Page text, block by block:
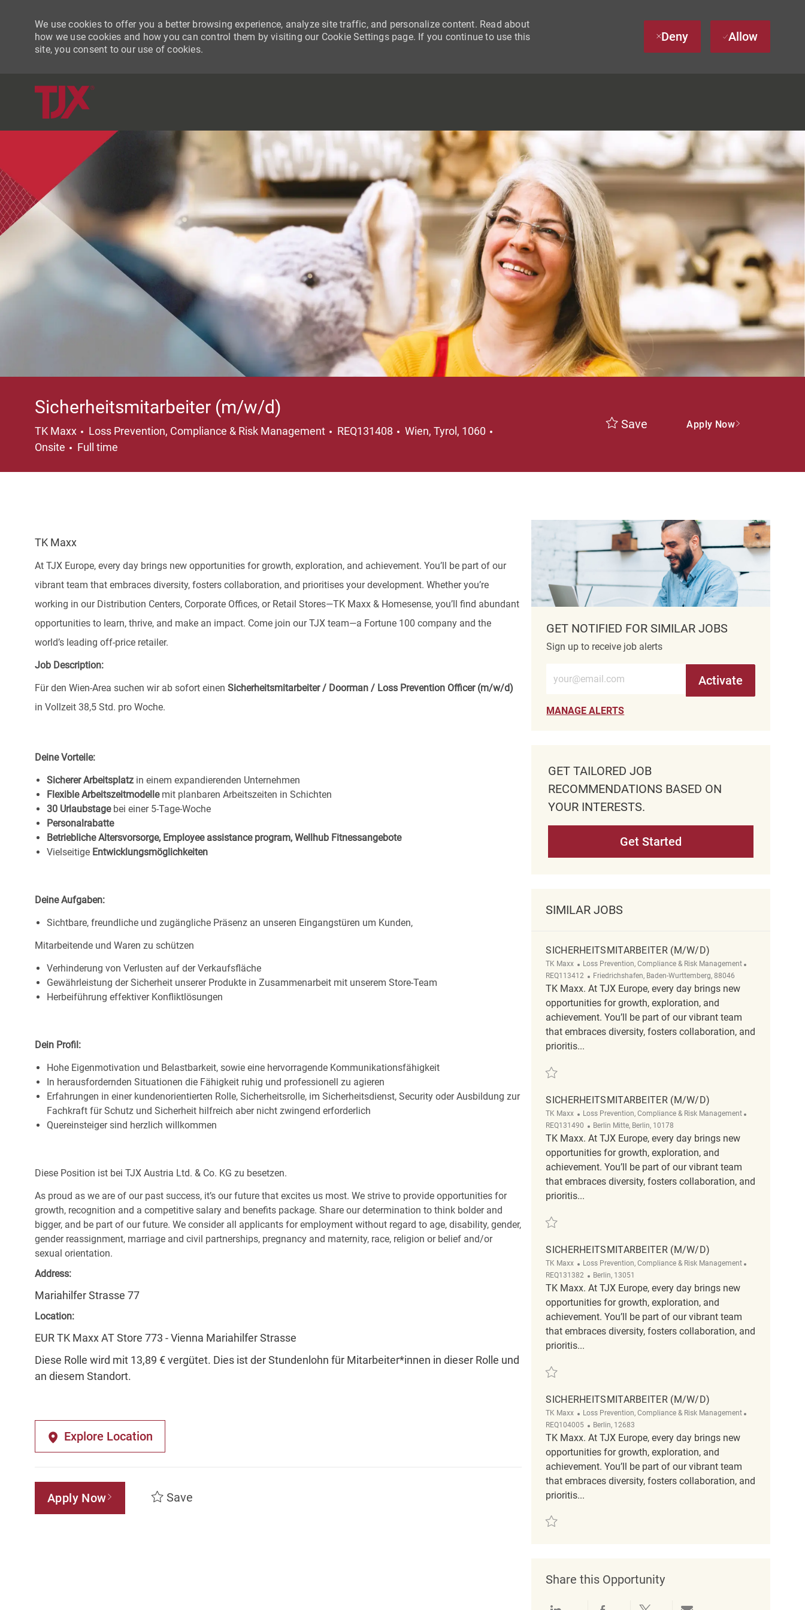
We use cookies to offer you a better browsing experience, analyze site traffic, and personalize content. Read about
how we use cookies and how you can control them by visiting our Cookie Settings page. If you continue to use this
site, you consent to our use of cookies.
Deny Allow
Sicherheitsmitarbeiter (m/w/d)
TK Maxx Category
Loss Prevention, Compliance & Risk Management REQ131408 Location
Wien, Tyrol, 1060
Onsite
Job Type
Full time
Save Apply Now
TK Maxx
At TJX Europe, every day brings new opportunities for growth, exploration, and achievement. You’ll be part of our
vibrant team that embraces diversity, fosters collaboration, and prioritises your development. Whether you’re
working in our Distribution Centers, Corporate Offices, or Retail Stores—TK Maxx & Homesense, you’ll find abundant
opportunities to learn, thrive, and make an impact. Come join our TJX team—a Fortune 100 company and the
world’s leading off-price retailer.
Job Description:
Für den Wien-Area suchen wir ab sofort einen Sicherheitsmitarbeiter / Doorman / Loss Prevention Officer (m/w/d)
in Vollzeit 38,5 Std. pro Woche.
Deine Vorteile:
Sicherer Arbeitsplatz in einem expandierenden Unternehmen
Flexible Arbeitszeitmodelle mit planbaren Arbeitszeiten in Schichten
30 Urlaubstage bei einer 5-Tage-Woche
Personalrabatte
Betriebliche Altersvorsorge, Employee assistance program, Wellhub Fitnessangebote
Vielseitige Entwicklungsmöglichkeiten
Deine Aufgaben:
Sichtbare, freundliche und zugängliche Präsenz an unseren Eingangstüren um Kunden,
Mitarbeitende und Waren zu schützen
Verhinderung von Verlusten auf der Verkaufsfläche
Gewährleistung der Sicherheit unserer Produkte in Zusammenarbeit mit unserem Store-Team
Herbeiführung effektiver Konfliktlösungen
Dein Profil:
Hohe Eigenmotivation und Belastbarkeit, sowie eine hervorragende Kommunikationsfähigkeit
In herausfordernden Situationen die Fähigkeit ruhig und professionell zu agieren
Erfahrungen in einer kundenorientierten Rolle, Sicherheitsrolle, im Sicherheitsdienst, Security oder Ausbildung zur
Fachkraft für Schutz und Sicherheit hilfreich aber nicht zwingend erforderlich
Quereinsteiger sind herzlich willkommen
Diese Position ist bei TJX Austria Ltd. & Co. KG zu besetzen.
As proud as we are of our past success, it’s our future that excites us most. We strive to provide opportunities for
growth, recognition and a competitive salary and benefits package. Share our determination to think bolder and
bigger, and be part of our future. We consider all applicants for employment without regard to age, disability, gender,
gender reassignment, marriage and civil partnerships, pregnancy and maternity, race, religion or belief and/or
sexual orientation.
Address:
Mariahilfer Strasse 77
Location:
EUR TK Maxx AT Store 773 - Vienna Mariahilfer Strasse
Diese Rolle wird mit 13,89 € vergütet. Dies ist der Stundenlohn für Mitarbeiter*innen in dieser Rolle und
an diesem Standort.
Explore Location
Apply Now Save
GET NOTIFIED FOR SIMILAR JOBS
Sign up to receive job alerts
Activate
MANAGE ALERTS
GET TAILORED JOB
RECOMMENDATIONS BASED ON
YOUR INTERESTS.
Get Started
SIMILAR JOBS
SICHERHEITSMITARBEITER (M/W/D)
TK Maxx Category
Loss Prevention, Compliance & Risk Management
REQ113412
Location
Friedrichshafen, Baden-Wurttemberg, 88046
TK Maxx. At TJX Europe, every day brings new
opportunities for growth, exploration, and
achievement. You’ll be part of our vibrant team
that embraces diversity, fosters collaboration, and
prioritis...
Save Sicherheitsmitarbeiter (m/w/d) REQ113412
SICHERHEITSMITARBEITER (M/W/D)
TK Maxx Category
Loss Prevention, Compliance & Risk Management
REQ131490
Location
Berlin Mitte, Berlin, 10178
TK Maxx. At TJX Europe, every day brings new
opportunities for growth, exploration, and
achievement. You’ll be part of our vibrant team
that embraces diversity, fosters collaboration, and
prioritis...
Save Sicherheitsmitarbeiter (m/w/d) REQ131490
SICHERHEITSMITARBEITER (M/W/D)
TK Maxx Category
Loss Prevention, Compliance & Risk Management
REQ131382
Location
Berlin, 13051
TK Maxx. At TJX Europe, every day brings new
opportunities for growth, exploration, and
achievement. You’ll be part of our vibrant team
that embraces diversity, fosters collaboration, and
prioritis...
Save Sicherheitsmitarbeiter (m/w/d) REQ131382
SICHERHEITSMITARBEITER (M/W/D)
TK Maxx Category
Loss Prevention, Compliance & Risk Management
REQ104005
Location
Berlin, 12683
TK Maxx. At TJX Europe, every day brings new
opportunities for growth, exploration, and
achievement. You’ll be part of our vibrant team
that embraces diversity, fosters collaboration, and
prioritis...
Save Sicherheitsmitarbeiter (m/w/d) REQ104005
Share this Opportunity